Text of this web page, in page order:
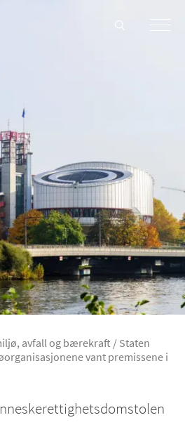
avfall og bærekraft / Staten
vant premissene i